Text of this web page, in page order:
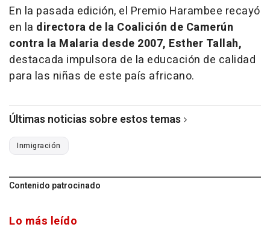
En la pasada edición, el Premio Harambee recayó
en la directora de la Coalición de Camerún
contra la Malaria desde 2007, Esther Tallah,
destacada impulsora de la educación de calidad
para las niñas de este país africano.
Últimas noticias sobre estos temas
Inmigración
Contenido patrocinado
Lo más leído